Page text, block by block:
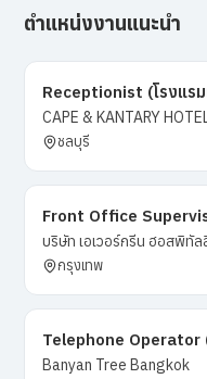
ตำแหน่งงานแนะนำ
Receptionist (โรงแร
CAPE & KANTARY
ชลบุรี
Front Office
บริษัท เอเวอร์กรีน ฮอสพิทัล
กรุงเทพ
Telephone Operator
Banyan Tree Bangkok